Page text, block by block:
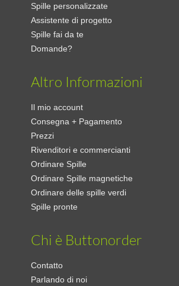
Spille personalizzate
Assistente di progetto
Spille fai da te
Domande?
Altro Informazioni
Il mio account
Consegna + Pagamento
Prezzi
Rivenditori e commercianti
Ordinare Spille
Ordinare Spille magnetiche
Ordinare delle spille verdi
Spille pronte
Chi è Buttonorder
Contatto
Parlando di noi